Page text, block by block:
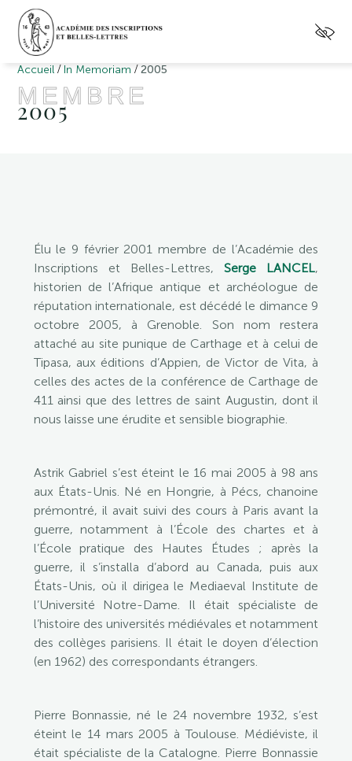
Accueil / In Memoriam /2005
MEMBRE
2005
Élu le 9 février 2001 membre de l’Académie des
Inscriptions et Belles-Lettres,Serge LANCEL,
historien de l’Afrique antique et archéologue de
réputation internationale, est décédé le dimance 9
octobre 2005, à Grenoble. Son nom restera
attaché au site punique de Carthage et à celui de
Tipasa, aux éditions d’Appien, de Victor de Vita, à
celles des actes de la conférence de Carthage de
411 ainsi que des lettres de saint Augustin, dont il
nous laisse une érudite et sensible biographie.
Astrik Gabriel s’est éteint le 16 mai 2005 à 98 ans
aux États-Unis. Né en Hongrie, à Pécs, chanoine
prémontré, il avait suivi des cours à Paris avant la
guerre, notamment à l’École des chartes et à
l’École pratique des Hautes Études ; après la
guerre, il s’installa d’abord au Canada, puis aux
États-Unis, où il dirigea le Mediaeval Institute de
l’Université Notre-Dame. Il était spécialiste de
l’histoire des universités médiévales et notamment
des collèges parisiens. Il était le doyen d’élection
(en 1962) des correspondants étrangers.
Pierre Bonnassie, né le 24 novembre 1932, s’est
éteint le 14 mars 2005 à Toulouse. Médiéviste, il
était spécialiste de la Catalogne. Pierre Bonnassie